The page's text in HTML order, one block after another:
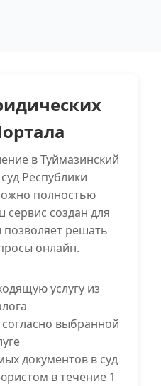
в Туймазинский
Республики
полностью
создан для
позволяет решать
онлайн.
услугу из
выбранной
документов в суд
в течение 1